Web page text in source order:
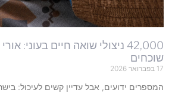
42,000 ניצולי שואה חיים בעוני:
שוכחים
17 בפברואר 2026
המספרים ידועים, אבל עדיין קשים לעיכול: